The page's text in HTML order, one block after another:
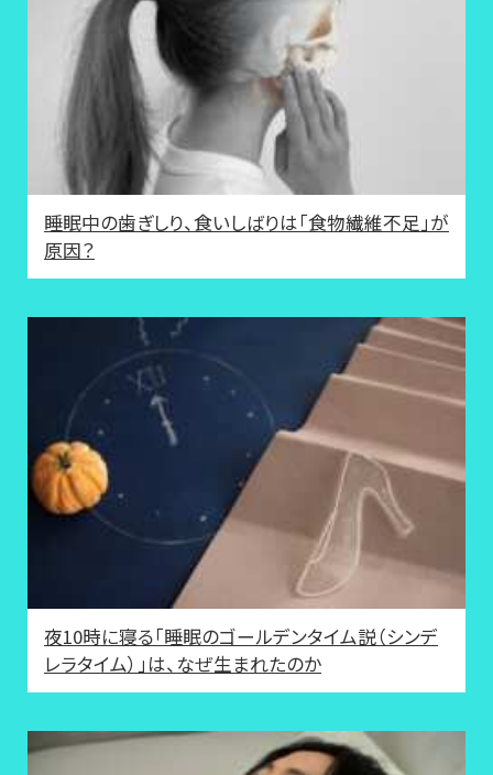
睡眠中の歯ぎしり、食いしばりは「食物繊維不足」が
原因？
夜10時に寝る「睡眠のゴールデンタイム説（シンデ
レラタイム）」は、なぜ生まれたのか